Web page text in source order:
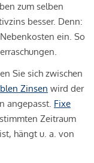
zum selben
besser. Denn:
ein. So
Sie sich zwischen
Zinsen wird der
angepasst. Fixe
Zeitraum
hängt u. a. von